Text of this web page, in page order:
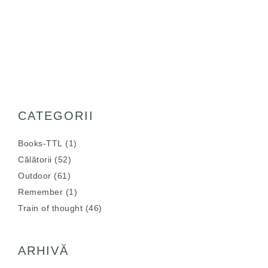
CATEGORII
Books-TTL
(1)
Călătorii (52)
Outdoor (61)
Remember (1)
Train of thought (46)
ARHIVĂ